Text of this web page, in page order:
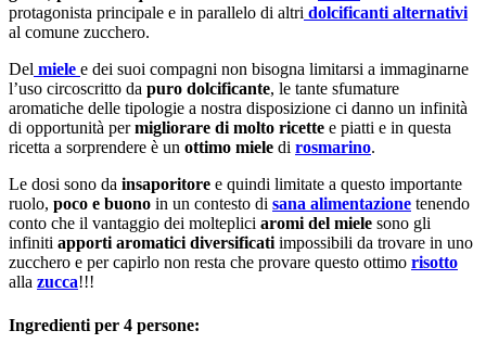
protagonista principale e in parallelo di altri dolcificanti alternativi
al comune zucchero.
Del miele e dei suoi compagni non bisogna limitarsi a immaginarne
l’uso circoscritto da puro dolcificante, le tante sfumature
aromatiche delle tipologie a nostra disposizione ci danno un infinità
di opportunità permigliorare di molto ricette e piatti e in questa
ricetta a sorprendere è un ottimo miele di rosmarino.
Le dosi sono da insaporitore e quindi limitate a questo importante
ruolo, poco e buono in un contesto di sana alimentazione tenendo
conto che il vantaggio dei molteplici aromi del miele sono gli
infiniti apporti aromatici diversificatiimpossibili da trovare in uno
zucchero e per capirlo non resta che provare questo ottimo risotto
alla zucca!!!
Ingredienti per 4 persone: